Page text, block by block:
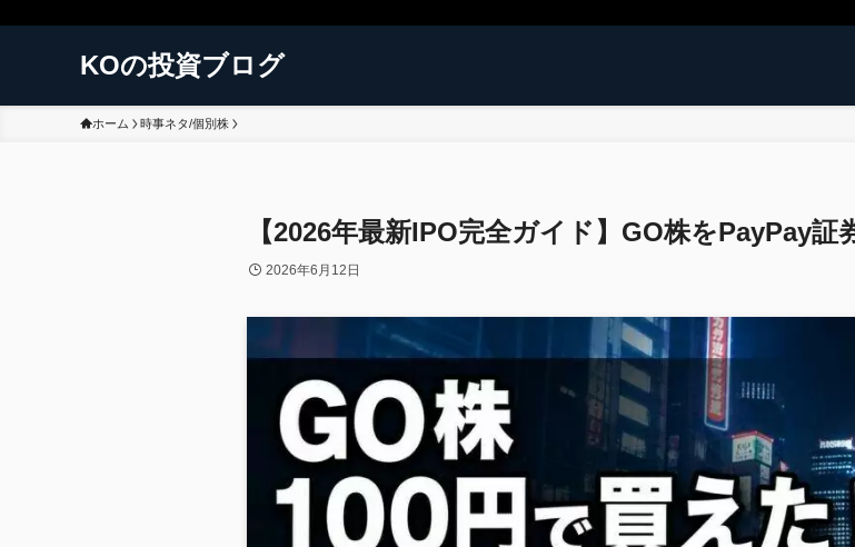
KOの投資ブログ
ホーム 時事ネタ/個別株
【2026年最新IPO完全ガイド】GO株をPayPay
2026年6月12日